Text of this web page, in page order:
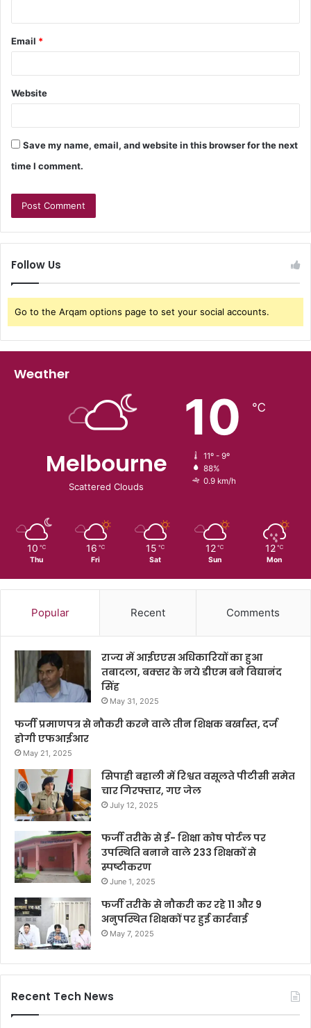
Email *
Website
Save my name, email, and website in this browser for the next
time I comment.
Follow Us
Go to the Arqam options page to set your social accounts.
Weather
Melbourne
Scattered Clouds
10 ℃
11º - 9º
88%
0.9 km/h
10 ℃
Thu
16 ℃
Fri
15 ℃
Sat
12 ℃
Sun
12 ℃
Mon
Popular Recent Comments
राज्य में आईएएस अधिकारियों का हुआ
तबादला, बक्सर के नये डीएम बने विद्यानंद
सिंह
May 31, 2025
फर्जी प्रमाणपत्र से नौकरी करने वाले तीन शिक्षक बर्खास्त, दर्ज
होगी एफआईआर
May 21, 2025
सिपाही बहाली में रिश्वत वसूलते पीटीसी समेत
चार गिरफ्तार, गए जेल
July 12, 2025
फर्जी तरीके से ई- शिक्षा कोष पोर्टल पर
उपस्थिति बनाने वाले 233 शिक्षकों से
स्पष्टीकरण
June 1, 2025
फर्जी तरीके से नौकरी कर रहे 11 और 9
अनुपस्थित शिक्षकों पर हुई कार्रवाई
May 7, 2025
Recent Tech News